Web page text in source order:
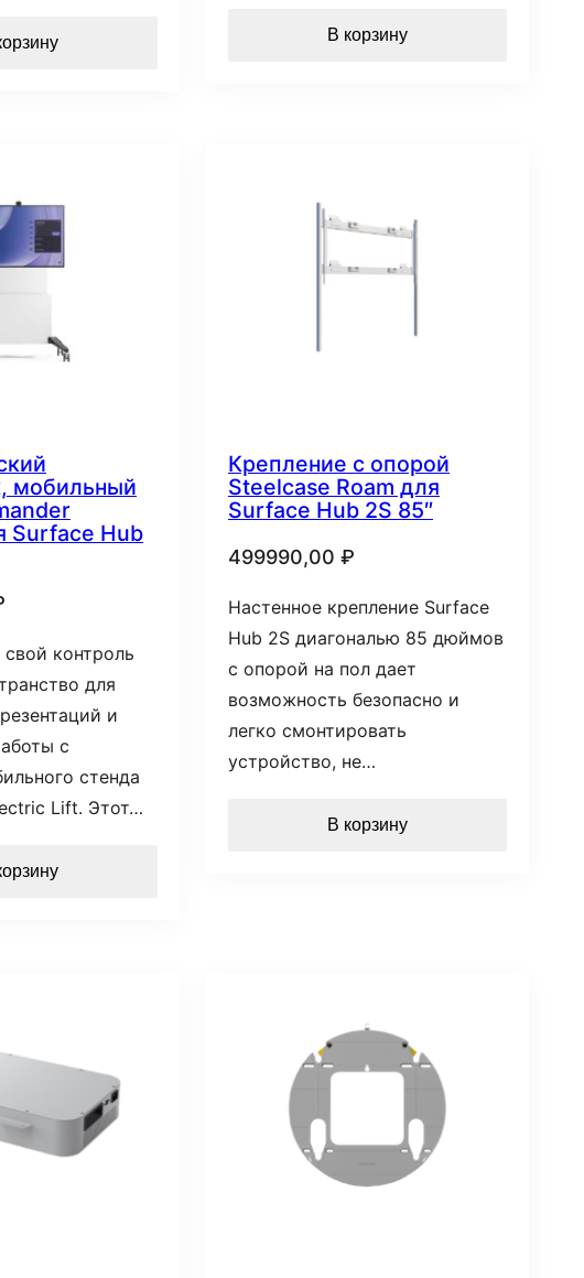
В корзину
мобильный
Surface Hub
контроль
для
и
с
стенда
Lift. Этот…
Крепление с опорой
Steelcase Roam для
Surface Hub 2S 85″
499990,00 ₽
Настенное крепление Surface
Hub 2S диагональю 85 дюймов
с опорой на пол дает
возможность безопасно и
легко смонтировать
устройство, не…
В корзину